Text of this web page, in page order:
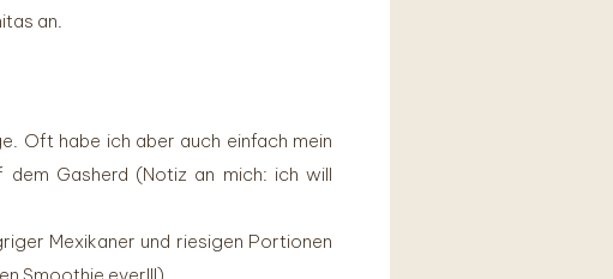
an.
Oft habe ich aber auch einfach mein
Gasherd (Notiz an mich: ich will
Mexikaner und riesigen Portionen